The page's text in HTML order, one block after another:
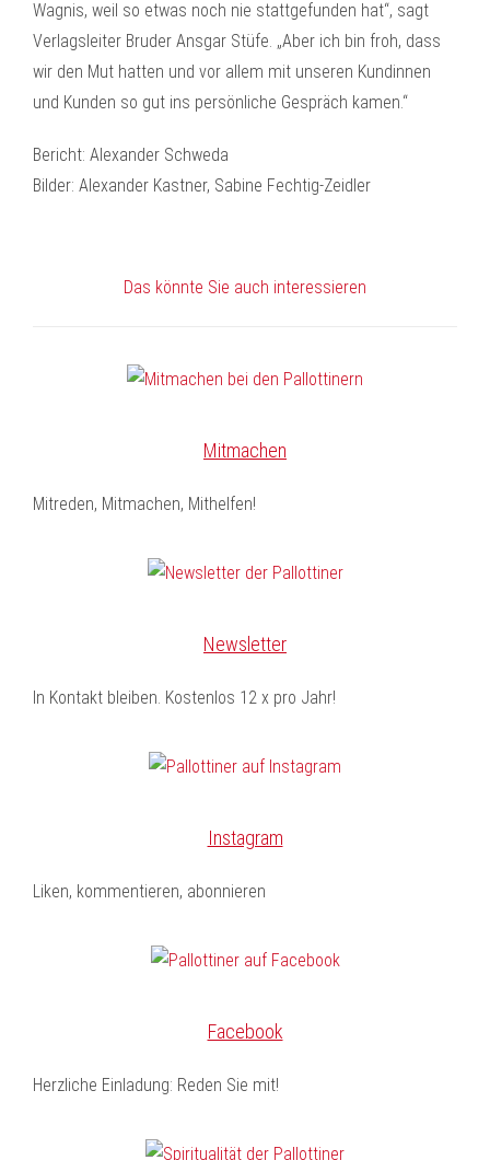
Wagnis, weil so etwas noch nie stattgefunden hat“, sagt
Verlagsleiter Bruder Ansgar Stüfe. „Aber ich bin froh, dass
wir den Mut hatten und vor allem mit unseren Kundinnen
und Kunden so gut ins persönliche Gespräch kamen.“
Bericht: Alexander Schweda
Bilder: Alexander Kastner, Sabine Fechtig-Zeidler
Das könnte Sie auch interessieren
Mitmachen
Mitreden, Mitmachen, Mithelfen!
Newsletter
In Kontakt bleiben. Kostenlos 12 x pro Jahr!
Instagram
Liken, kommentieren, abonnieren
Facebook
Herzliche Einladung: Reden Sie mit!